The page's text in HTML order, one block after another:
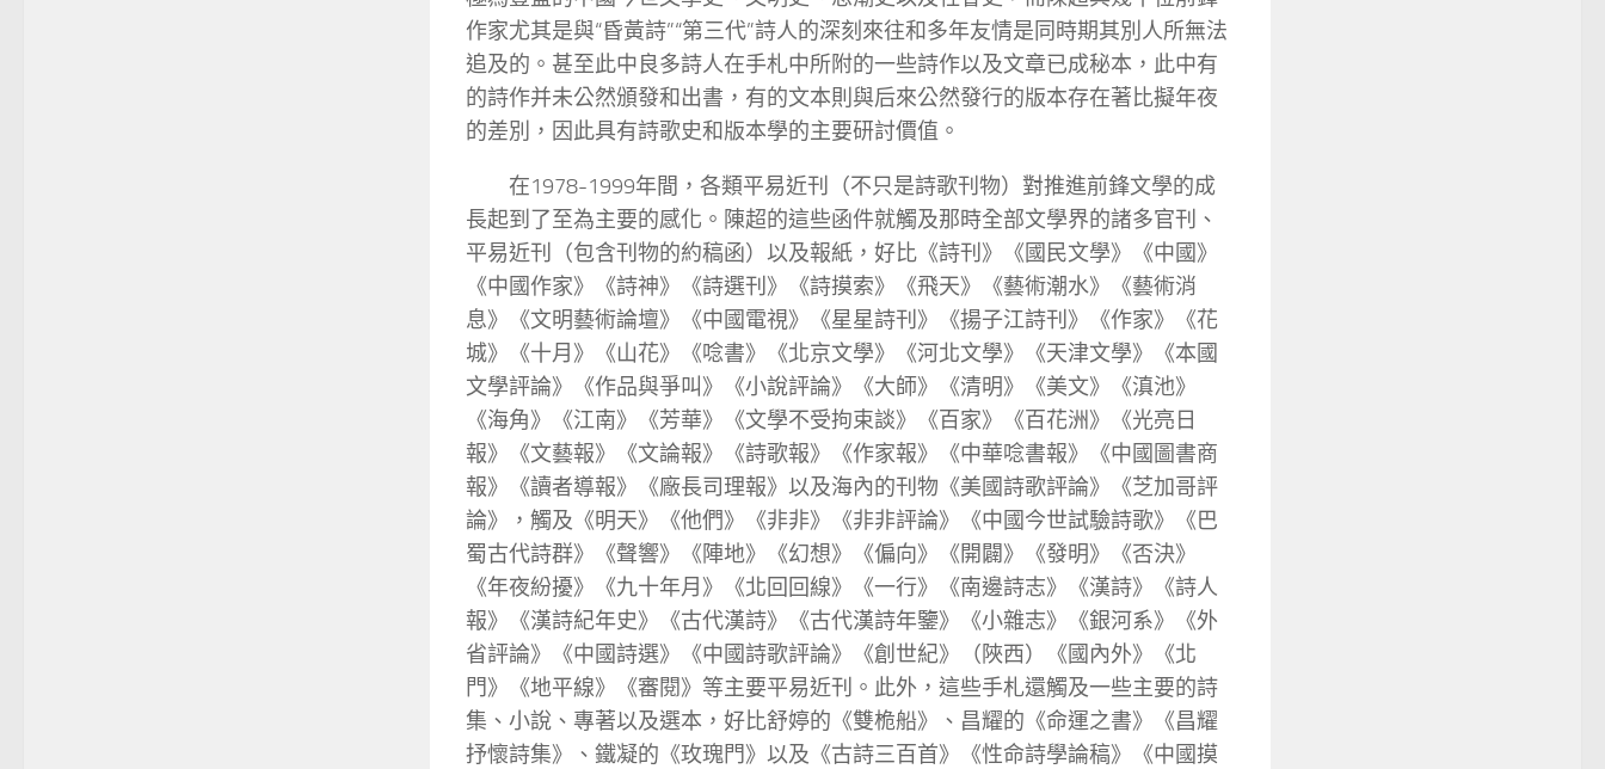
作家尤其是與“昏黃詩”“第三代”詩人的深刻來往和多年友情是同時期其別人所無法
追及的。甚至此中良多詩人在手札中所附的一些詩作以及文章已成秘本，此中有
的詩作并未公然頒發和出書，有的文本則與后來公然發行的版本存在著比擬年夜
的差別，因此具有詩歌史和版本學的主要研討價值。
在1978-1999年間，各類平易近刊（不只是詩歌刊物）對推進前鋒文學的成
長起到了至為主要的感化。陳超的這些函件就觸及那時全部文學界的諸多官刊、
平易近刊（包含刊物的約稿函）以及報紙，好比《詩刊》《國民文學》《中國》
《中國作家》《詩神》《詩選刊》《詩摸索》《飛天》《藝術潮水》《藝術消
息》《文明藝術論壇》《中國電視》《星星詩刊》《揚子江詩刊》《作家》《花
城》《十月》《山花》《唸書》《北京文學》《河北文學》《天津文學》《本國
文學評論》《作品與爭叫》《小說評論》《大師》《清明》《美文》《滇池》
《海角》《江南》《芳華》《文學不受拘束談》《百家》《百花洲》《光亮日
報》《文藝報》《文論報》《詩歌報》《作家報》《中華唸書報》《中國圖書商
報》《讀者導報》《廠長司理報》以及海內的刊物《美國詩歌評論》《芝加哥評
論》，觸及《明天》《他們》《非非》《非非評論》《中國今世試驗詩歌》《巴
蜀古代詩群》《聲響》《陣地》《幻想》《偏向》《開闢》《發明》《否決》
《年夜紛擾》《九十年月》《北回回線》《一行》《南邊詩志》《漢詩》《詩人
報》《漢詩紀年史》《古代漢詩》《古代漢詩年鑒》《小雜志》《銀河系》《外
省評論》《中國詩選》《中國詩歌評論》《創世紀》（陜西）《國內外》《北
門》《地平線》《審閱》等主要平易近刊。此外，這些手札還觸及一些主要的詩
集、小說、專著以及選本，好比舒婷的《雙桅船》、昌耀的《命運之書》《昌耀
抒懷詩集》、鐵凝的《玫瑰門》以及《古詩三百首》《性命詩學論稿》《中國摸